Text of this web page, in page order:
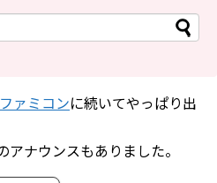
ァミコンに続いてやっぱり出
ナウンスもありました。